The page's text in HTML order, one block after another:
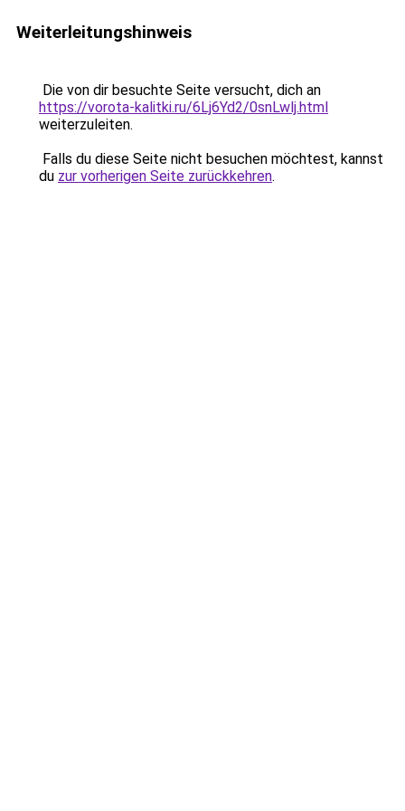
Weiterleitungshinweis
Die von dir besuchte Seite versucht, dich an
https://vorota-kalitki.ru/6Lj6Yd2/0snLwlj.html
weiterzuleiten.
Falls du diese Seite nicht besuchen möchtest, kannst
du zur vorherigen Seite zurückkehren.